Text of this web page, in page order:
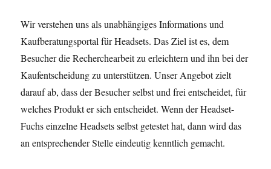
Wir verstehen uns als unabhängiges Informations und
Kaufberatungsportal für Headsets. Das Ziel ist es, dem
Besucher die Recherchearbeit zu erleichtern und ihn bei der
Kaufentscheidung zu unterstützen. Unser Angebot zielt
darauf ab, dass der Besucher selbst und frei entscheidet, für
welches Produkt er sich entscheidet. Wenn der Headset-
Fuchs einzelne Headsets selbst getestet hat, dann wird das
an entsprechender Stelle eindeutig kenntlich gemacht.